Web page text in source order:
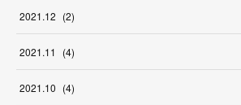
2021.12 (2)
2021.11 (4)
2021.10 (4)